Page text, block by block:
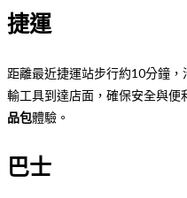
捷運
距離最近捷運站步行約10分鐘
輸工具到達店面，確保安全與便
品包體驗。
巴士